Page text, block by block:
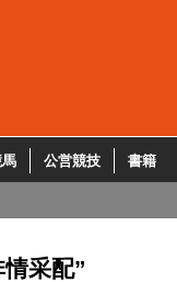
公営競技 書籍
采配”